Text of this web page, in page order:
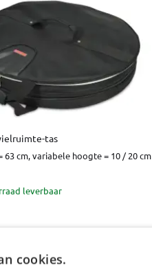
tas
63 cm, variabele hoogte = 10 / 20 cm
leverbaar
cookies.